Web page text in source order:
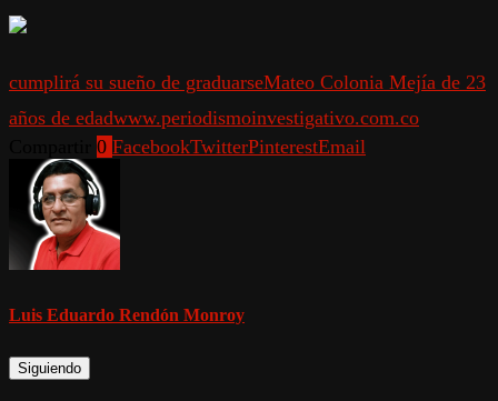
cumplirá su sueño de graduarseMateo Colonia Mejía de 23
años de edadwww.periodismoinvestigativo.com.co
0 FacebookTwitterPinterestEmail
Luis Eduardo Rendón Monroy
Siguiendo